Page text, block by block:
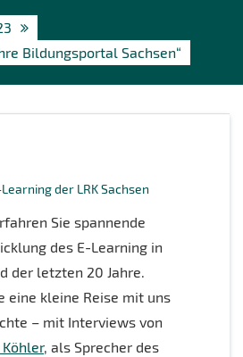
Bildungsportal Sachsen“
der LRK Sachsen
Sie spannende
des E-Learning in
der letzten 20 Jahre.
eine kleine Reise mit uns
– mit Interviews von
Köhler, als Sprecher des